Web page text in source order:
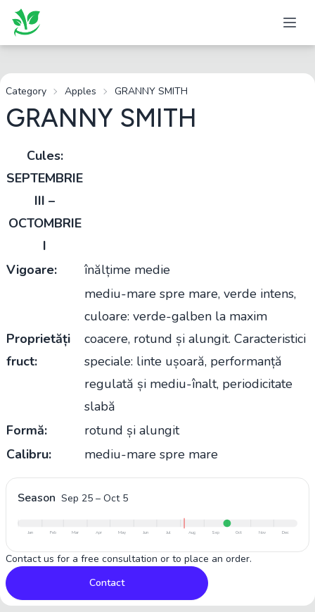
Category Apples GRANNY SMITH
GRANNY SMITH
Cules:
SEPTEMBRIE
III –
OCTOMBRIE
I
Vigoare:
înălțime medie
Proprietăți
fruct:
mediu-mare spre mare, verde intens,
culoare: verde-galben la maxim
coacere, rotund și alungit. Caracteristici
speciale: linte ușoară, performanță
regulată și mediu-înalt, periodicitate
slabă
Formă:
rotund și alungit
Calibru:
mediu-mare spre mare
Season Sep 25 – Oct 5
Jan Feb Mar Apr May Jun Jul Aug Sep Oct Nov Dec
Contact us for a free consultation or to place an order.
Contact